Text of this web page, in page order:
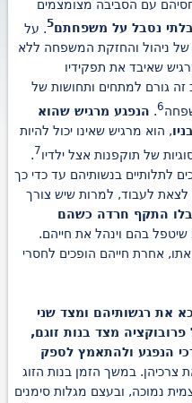
עם הסביבה מצומצמים
נסבל על משפחתם5. על
של ניהול והחזקת המשפחה ללא
שאיבד את תפקידיו
גורם למתחים ותחושות של
6
. הנפגע מרגיש שהוא
, הוא מרגיש שאינו יכול להיות
של תוקפנות אצל ילדיו7
.
לתלותיים בנשותיהם עד כדי כך
לעבוד, למרות שיש צורך
התקף חרדה כשהם
בהם וינהל את חייהם.
אחרת חייהם הופכים לחסרי
את רגשותיהם ומצד שני
מצד בנות זוגם,
הנפגע ולהתאמץ לספק
צרכיהן. במשך הזמן בנות הזוג
נמוכה, ובעצם מגלות סימנים